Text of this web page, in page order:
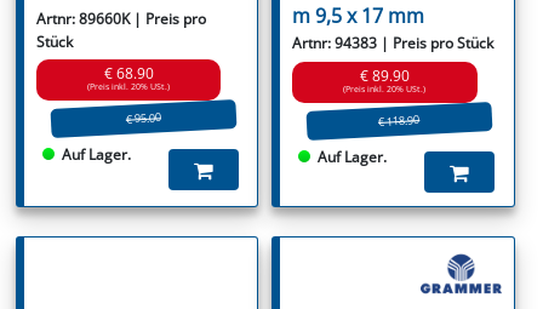
Artnr: 89660K | Preis pro
Stück
€ 68.90
(Preis inkl. 20% USt.)
€ 95.00
Auf Lager.
m 9,5 x 17 mm
Artnr: 94383 | Preis pro Stück
€ 89.90
(Preis inkl. 20% USt.)
€ 118.90
Auf Lager.